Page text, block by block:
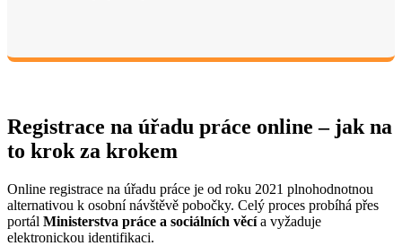
Registrace na úřadu práce online – jak na
to krok za krokem
Online registrace na úřadu práce je od roku 2021 plnohodnotnou
alternativou k osobní návštěvě pobočky. Celý proces probíhá přes
portál Ministerstva práce a sociálních věcía vyžaduje
elektronickou identifikaci.